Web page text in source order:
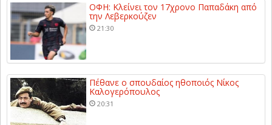
ΟΦΗ: Κλείνει τον 17χρονο Παπαδάκη από
την Λεβερκούζεν
21:30
Πέθανε ο σπουδαίος ηθοποιός Νίκος
Καλογερόπουλος
20:31